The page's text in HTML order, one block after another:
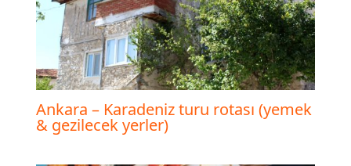
Ankara – Karadeniz turu rotası (yemek
& gezilecek yerler)